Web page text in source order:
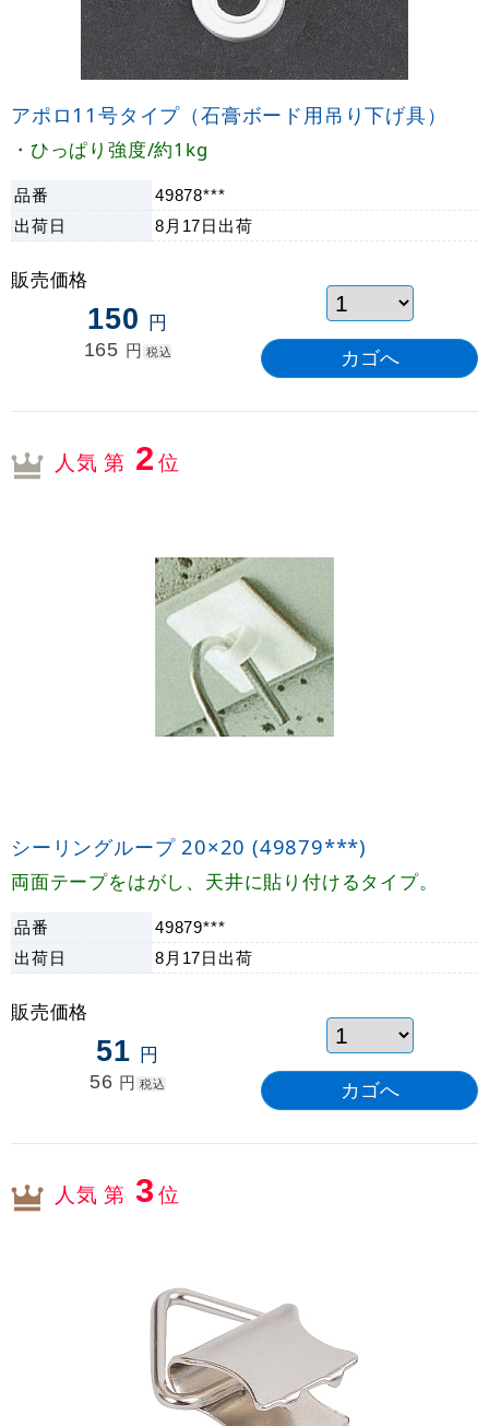
アポロ11号タイプ（石膏ボード用吊り下げ具）
・ひっぱり強度/約1kg
品番 49878***
出荷日 8月17日 出荷
販売価格
150 円
165 円 税込
人気 第 2位
シーリングループ 20×20 (49879***)
両面テープをはがし、天井に貼り付けるタイプ。
品番 49879***
出荷日 8月17日 出荷
販売価格
51 円
56 円 税込
人気 第 3位